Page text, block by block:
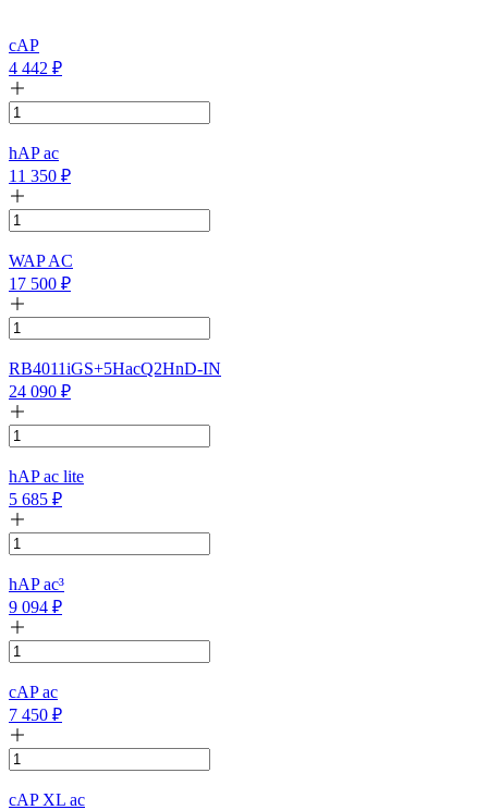
cAP
4 442 ₽
hAP ac
11 350 ₽
WAP AC
17 500 ₽
RB4011iGS+5HacQ2HnD-IN
24 090 ₽
hAP ac lite
5 685 ₽
hAP ac³
9 094 ₽
cAP ac
7 450 ₽
cAP XL ac